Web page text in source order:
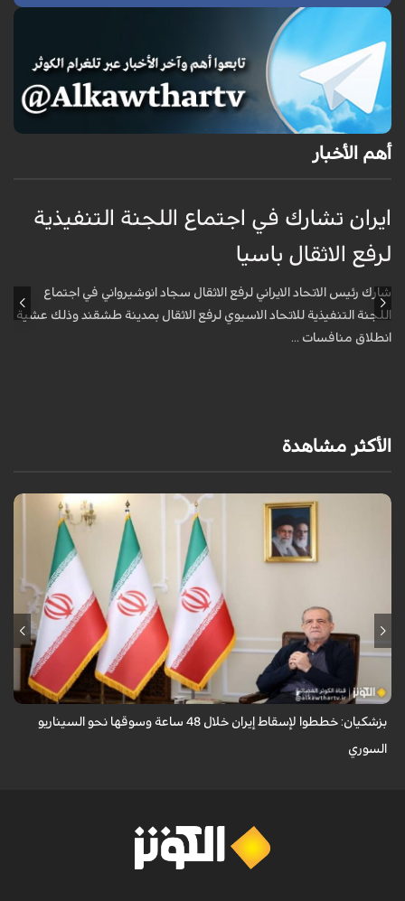
أهم الأخبار
ايران تشارك في اجتماع اللجنة التنفيذية
لرفع الاثقال باسيا
شارك رئيس الاتحاد الايراني لرفع الاثقال سجاد انوشيرواني في اجتماع
اللجنة التنفيذية للاتحاد الاسيوي لرفع الاثقال بمدينة طشقند وذلك عشية
انطلاق منافسات ...
الأكثر مشاهدة
قال الرئيس الايراني مسعود بزشكيان ان الأعداء وضعوا خططًا وتصوروا أن
بإمكانهم السيطرة على إيران خلال 48 ساعة كما فعلوا مع سوريا.
بزشكيان: خططوا لإسقاط إيران خلال 48 ساعة وسوقها نحو السيناريو
السوري